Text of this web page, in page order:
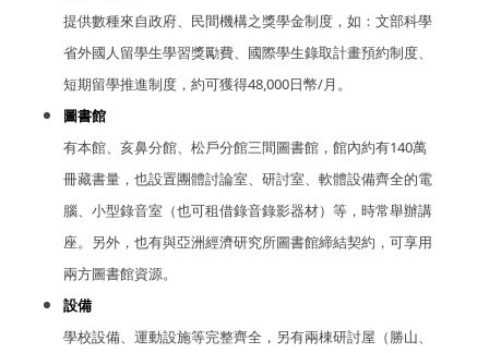
提供數種來自政府、民間機構之獎學金制度，如：文部科學
省外國人留學生學習獎勵費、國際學生錄取計畫預約制度、
短期留學推進制度，約可獲得48,000日幣/月。
圖書館
有本館、亥鼻分館、松戶分館三間圖書館，館內約有140萬
冊藏書量，也設置團體討論室、研討室、軟體設備齊全的電
腦、小型錄音室（也可租借錄音錄影器材）等，時常舉辦講
座。另外，也有與亞洲經濟研究所圖書館締結契約，可享用
兩方圖書館資源。
設備
學校設備、運動設施等完整齊全，另有兩棟研討屋（勝山、